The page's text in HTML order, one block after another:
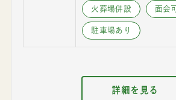
火葬場併設 面会
駐車場あり
詳細を見る